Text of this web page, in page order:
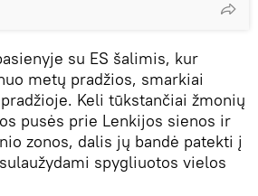
su ES šalimis, kur
metų pradžios, smarkiai
Keli tūkstančiai žmonių
pusės prie Lenkijos sienos ir
zonos, dalis jų bandė patekti į
spygliuotos vielos